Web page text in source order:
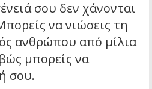
σου δεν χάνονται
να νιώσεις τη
ανθρώπου από μίλια
μπορείς να
σου.